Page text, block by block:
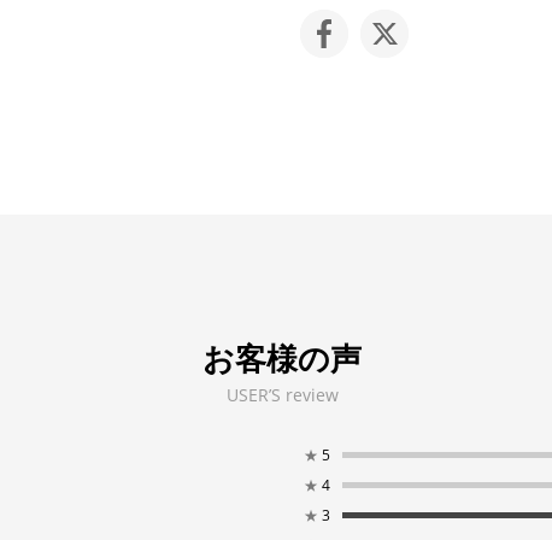
お客様の声
USER’S review
★ 5
★ 4
★ 3